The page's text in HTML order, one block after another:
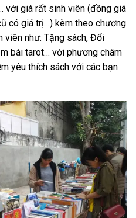
với giá rất sinh viên (đồng giá
có giá trị…) kèm theo chương
viên như: Tặng sách, Đổi
bài tarot… với phương châm
yêu thích sách với các bạn